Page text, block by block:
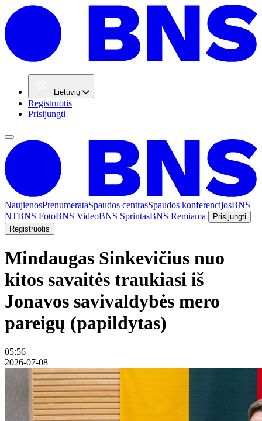
Lietuvių
Registruotis
Prisijungti
NaujienosPrenumerataSpaudos centrasSpaudos konferencijosBNS+
NTBNS FotoBNS VideoBNS SprintasBNS Remiama
Prisijungti
Registruotis
Mindaugas Sinkevičius nuo
kitos savaitės traukiasi iš
Jonavos savivaldybės mero
pareigų (papildytas)
05:56
2026-07-08